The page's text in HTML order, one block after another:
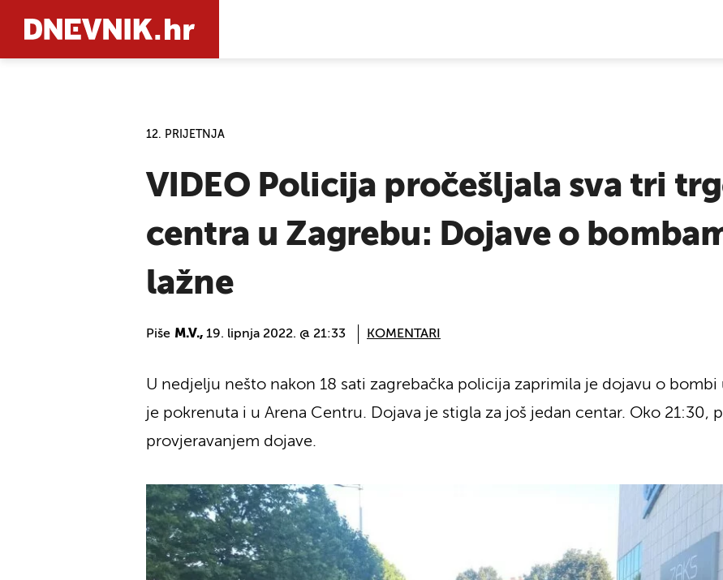
12. PRIJETNJA
VIDEO Policija pročešljala sva tri
centra u Zagrebu: Dojave o
lažne
Piše M.V., 19. lipnja 2022. @ 21:33 KOMENTARI
U nedjelju nešto nakon 18 sati zagrebačka policija zaprimila je dojavu o bombi
je pokrenuta i u Arena Centru. Dojava je stigla za još jedan centar. Oko 21:30,
provjeravanjem dojave.